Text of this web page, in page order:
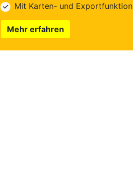
Mit Karten- und Exportfunktion
Mehr erfahren